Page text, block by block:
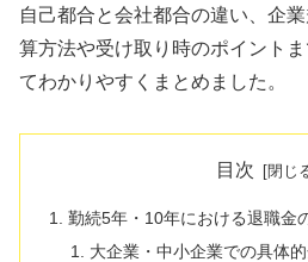
自己都合と会社都合の違い、企
算方法や受け取り時のポイント
てわかりやすくまとめました。
目次
勤続5年・10年における退職金
大企業・中小企業での具体